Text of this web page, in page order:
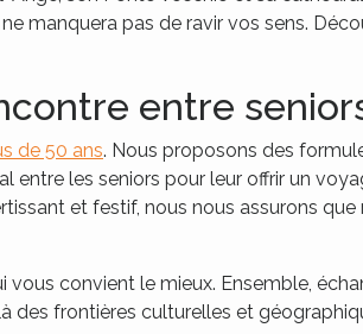
manquera pas de ravir vos sens.
entre
de 50 ans. Nous proposons des
les seniors pour leur offrir un
et festif, nous nous assurons
convient le mieux. Ensemble,
des frontières culturelles et